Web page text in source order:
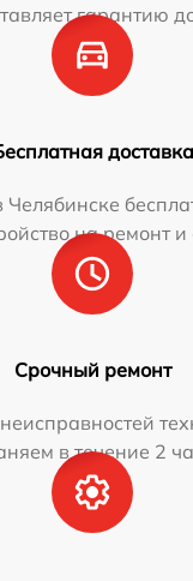
гарантию
доставка
на ремонт и
Срочный ремонт
в течение 2